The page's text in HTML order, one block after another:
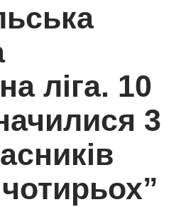
ліга. 10
3